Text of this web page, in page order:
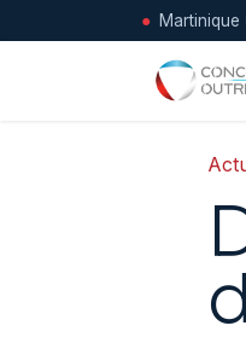
● Martinique
Se rendre au contenu